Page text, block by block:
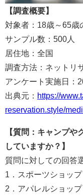
【調査概要】
対象者：18歳～65歳
サンプル数：500人
居住地：全国
調査方法：ネットリ
アンケート実施日：
出典元： https://
reservation.style/
【質問：キャンプや
していますか？】
質問に対しての回答
1．スポーツショッ
2．アパレルショップ